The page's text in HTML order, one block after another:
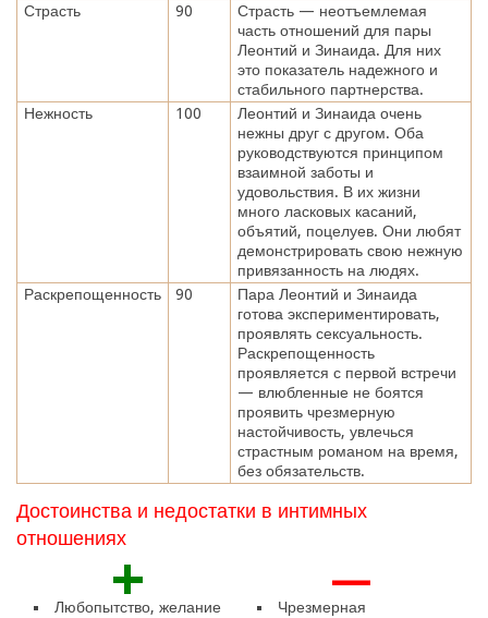
Страсть 90
Страсть — неотъемлемая
часть отношений для пары
Леонтий и Зинаида. Для них
это показатель надежного и
стабильного партнерства.
Нежность
100
Леонтий и Зинаида очень
нежны друг с другом. Оба
руководствуются принципом
взаимной заботы и
удовольствия. В их жизни
много ласковых касаний,
объятий, поцелуев. Они любят
демонстрировать свою нежную
привязанность на людях.
Раскрепощенность
90
Пара Леонтий и Зинаида
готова экспериментировать,
проявлять сексуальность.
Раскрепощенность
проявляется с первой встречи
— влюбленные не боятся
проявить чрезмерную
настойчивость, увлечься
страстным романом на время,
без обязательств.
Достоинства и недостатки в интимных
отношениях
+
Любопытство, желание
—
Чрезмерная